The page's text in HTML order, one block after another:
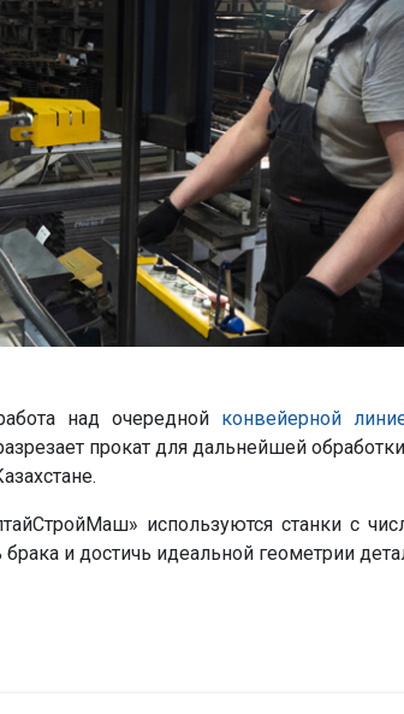
над очередной конвейерной
прокат для дальнейшей
используются станки с
и достичь идеальной геометрии